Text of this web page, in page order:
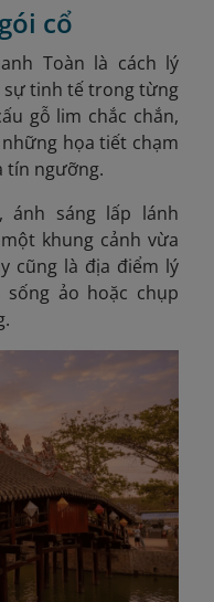
cổ
Toàn là cách lý
sự tinh tế trong từng
gỗ lim chắc chắn,
họa tiết chạm
tín ngưỡng.
ánh sáng lấp lánh
khung cảnh vừa
cũng là địa điểm lý
ảo hoặc chụp